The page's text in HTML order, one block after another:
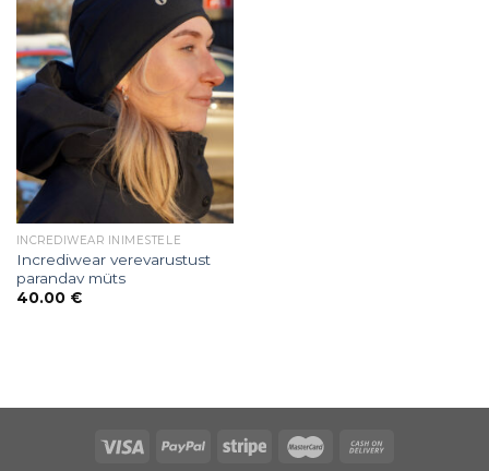
INCREDIWEAR INIMESTELE
Incrediwear verevarustust
parandav müts
40.00 €